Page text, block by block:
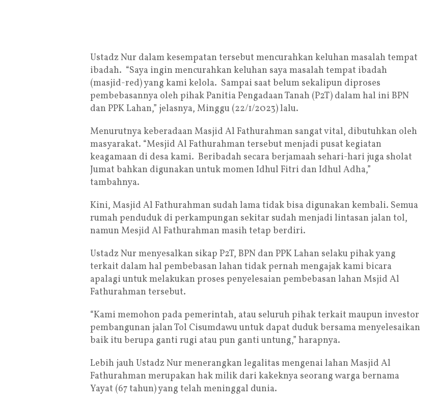
Ustadz Nur dalam kesempatan tersebut mencurahkan keluhan masalah tempat
ibadah. “Saya ingin mencurahkan keluhan saya masalah tempat ibadah
(masjid-red) yang kami kelola. Sampai saat belum sekalipun diproses
pembebasannya oleh pihak Panitia Pengadaan Tanah (P2T) dalam hal ini BPN
dan PPK Lahan,” jelasnya, Minggu (22/1/2023) lalu.
Menurutnya keberadaan Masjid Al Fathurahman sangat vital, dibutuhkan oleh
masyarakat. “Mesjid Al Fathurahman tersebut menjadi pusat kegiatan
keagamaan di desa kami. Beribadah secara berjamaah sehari-hari juga sholat
Jumat bahkan digunakan untuk momen Idhul Fitri dan Idhul Adha,”
tambahnya.
Kini, Masjid Al Fathurahman sudah lama tidak bisa digunakan kembali. Semua
rumah penduduk di perkampungan sekitar sudah menjadi lintasan jalan tol,
namun Mesjid Al Fathurahman masih tetap berdiri.
Ustadz Nur menyesalkan sikap P2T, BPN dan PPK Lahan selaku pihak yang
terkait dalam hal pembebasan lahan tidak pernah mengajak kami bicara
apalagi untuk melakukan proses penyelesaian pembebasan lahan Msjid Al
Fathurahman tersebut.
“Kami memohon pada pemerintah, atau seluruh pihak terkait maupun investor
pembangunan jalan Tol Cisumdawu untuk dapat duduk bersama menyelesaikan
baik itu berupa ganti rugi atau pun ganti untung,” harapnya.
Lebih jauh Ustadz Nur menerangkan legalitas mengenai lahan Masjid Al
Fathurahman merupakan hak milik dari kakeknya seorang warga bernama
Yayat (67 tahun) yang telah meninggal dunia.